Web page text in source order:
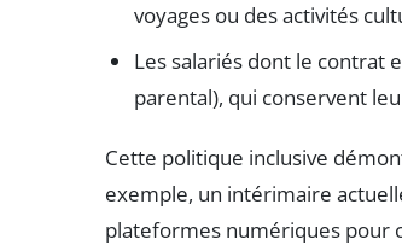
voyages ou des activités
Les salariés dont le contrat
parental), qui conservent
Cette politique inclusive
exemple, un intérimaire
plateformes numériques pour